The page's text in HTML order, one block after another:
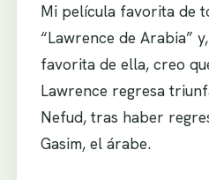
Mi película favorita de
“Lawrence de Arabia”
favorita de ella, creo
Lawrence regresa
Nefud, tras haber
Gasim, el árabe.